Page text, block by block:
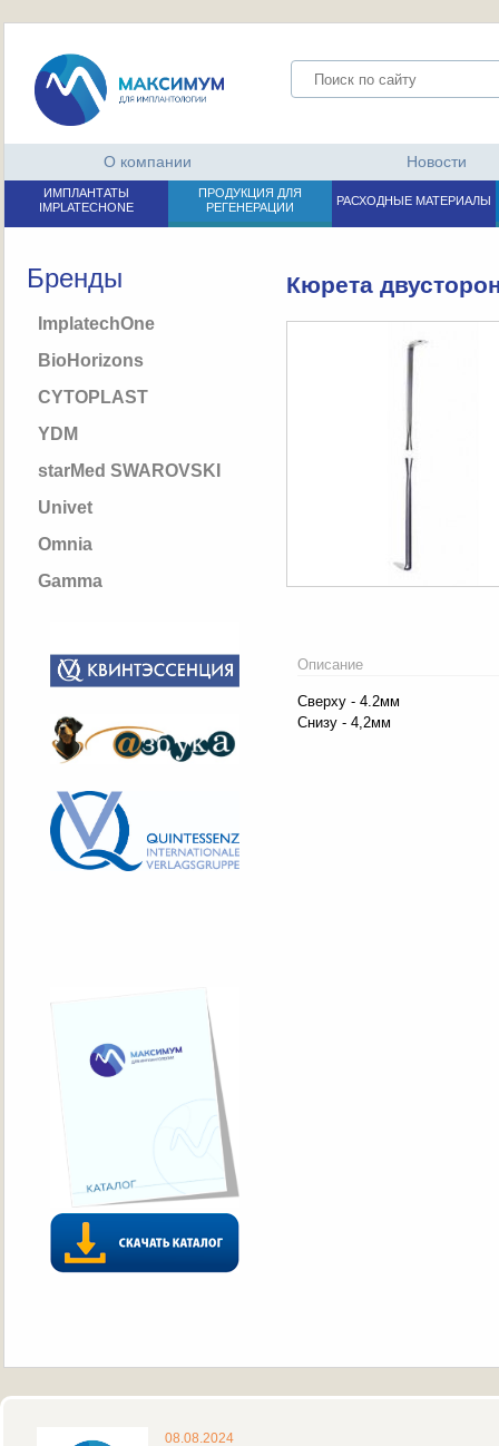
О компании Новости
ИМПЛАНТАТЫ
IMPLATECHONE
ПРОДУКЦИЯ ДЛЯ
РЕГЕНЕРАЦИИ
РАСХОДНЫЕ МАТЕРИАЛЫ
Бренды
ImplatechOne
BioHorizons
CYTOPLAST
YDM
starMed SWAROVSKI
Univet
Omnia
Gamma
Кюрета
Описание
Сверху - 4.2мм
Снизу - 4,2мм
08.08.2024